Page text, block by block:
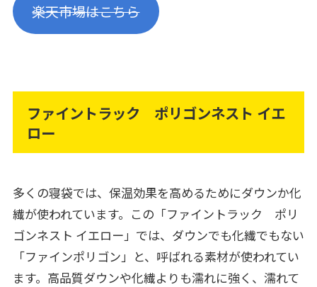
楽天市場はこちら
ファイントラック ポリゴンネスト イエ
ロー
多くの寝袋では、保温効果を高めるためにダウンか化
繊が使われています。この「ファイントラック ポリ
ゴンネスト イエロー」では、ダウンでも化繊でもない
「ファインポリゴン」と、呼ばれる素材が使われてい
ます。高品質ダウンや化繊よりも濡れに強く、濡れて